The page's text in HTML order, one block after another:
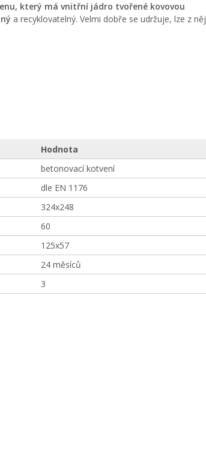
který má vnitřní jádro tvořené kovovou
a recyklovatelný. Velmi dobře se udržuje, lze z něj
Hodnota
betonovací kotvení
dle EN 1176
324x248
60
125x57
24 měsíců
3